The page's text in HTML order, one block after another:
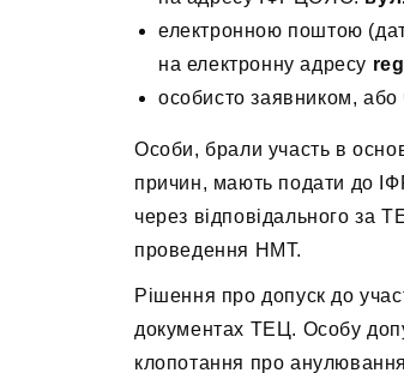
електронною поштою
на електронну адресу
особисто заявником,
Особи, брали участь в
причин, мають подати до
через відповідального за
проведення НМТ.
Рішення про допуск до
документах ТЕЦ. Особу
клопотання про